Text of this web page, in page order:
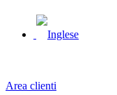
Area clienti